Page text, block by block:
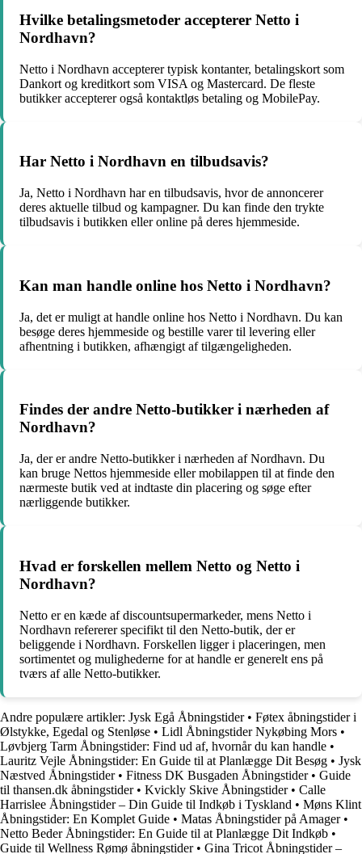
Hvilke betalingsmetoder accepterer Netto i
Nordhavn?
Netto i Nordhavn accepterer typisk kontanter, betalingskort som
Dankort og kreditkort som VISA og Mastercard. De fleste
butikker accepterer også kontaktløs betaling og MobilePay.
Har Netto i Nordhavn en tilbudsavis?
Ja, Netto i Nordhavn har en tilbudsavis, hvor de annoncerer
deres aktuelle tilbud og kampagner. Du kan finde den trykte
tilbudsavis i butikken eller online på deres hjemmeside.
Kan man handle online hos Netto i Nordhavn?
Ja, det er muligt at handle online hos Netto i Nordhavn. Du kan
besøge deres hjemmeside og bestille varer til levering eller
afhentning i butikken, afhængigt af tilgængeligheden.
Findes der andre Netto-butikker i nærheden af
Nordhavn?
Ja, der er andre Netto-butikker i nærheden af Nordhavn. Du
kan bruge Nettos hjemmeside eller mobilappen til at finde den
nærmeste butik ved at indtaste din placering og søge efter
nærliggende butikker.
Hvad er forskellen mellem Netto og Netto i
Nordhavn?
Netto er en kæde af discountsupermarkeder, mens Netto i
Nordhavn refererer specifikt til den Netto-butik, der er
beliggende i Nordhavn. Forskellen ligger i placeringen, men
sortimentet og mulighederne for at handle er generelt ens på
tværs af alle Netto-butikker.
Andre populære artikler: Jysk Egå Åbningstider• Føtex åbningstider i
Ølstykke, Egedal og Stenløse • Lidl Åbningstider Nykøbing Mors •
Løvbjerg Tarm Åbningstider: Find ud af, hvornår du kan handle •
Lauritz Vejle Åbningstider: En Guide til at Planlægge Dit Besøg • Jysk
Næstved Åbningstider• Fitness DK Busgaden Åbningstider• Guide
til thansen.dk åbningstider• Kvickly Skive Åbningstider• Calle
Harrislee Åbningstider – Din Guide til Indkøb i Tyskland • Møns Klint
Åbningstider: En Komplet Guide • Matas Åbningstider på Amager•
Netto Beder Åbningstider: En Guide til at Planlægge Dit Indkøb •
Guide til Wellness Rømø åbningstider• Gina Tricot Åbningstider –